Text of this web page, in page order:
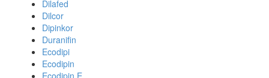
Dilafed
Dilcor
Dipinkor
Duranifin
Ecodipi
Ecodipin
Ecodipin E